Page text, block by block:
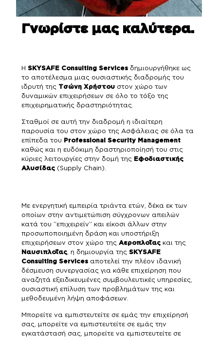
Γνωρίστε μας καλύτερα.
ΗSKYSAFE Consulting Services δημιουργήθηκε ως
το αποτέλεσμα μιας ουσιαστικής διαδρομής του
ιδρυτή της Τσώνη Χρήστου στον χώρο των
δυναμικών επιχειρήσεων σε όλο το τόξο της
επιχειρηματικής δραστηριότητας.
Σταθμοί σε αυτή την διαδρομή η ιδιαίτερη
παρουσία του στον χώρο της Ασφάλειας σε όλα τα
επίπεδα του
Professional Security Management
καθώς και η ευδόκιμη δραστηριοποίησή του στις
κύριες λειτουργίες στην δομή της
Εφοδιαστικής
Αλυσίδας (Supply Chain).
Με ενεργητική εμπειρία τριάντα ετών, δέκα εκ των
οποίων στην αντιμετώπιση σύγχρονων απειλών
κατά του ‘’επιχειρείν’’ και είκοσι άλλων στην
προσωποποιημένη δράση και υποστήριξη
επιχειρήσεων στον χώρο τηςΑεροπλοΐαςκαι της
Ναυσιπλοΐας, η δημιουργία τηςSKYSAFE
Consulting Services αποτελεί την πλέον ιδανική
δέσμευση συνεργασίας για κάθε επιχείρηση που
αναζητά εξειδικευμένες συμβουλευτικές υπηρεσίες,
ουσιαστική επίλυση των προβλημάτων της και
μεθοδευμένη λήψη αποφάσεων.
Μπορείτε να εμπιστευτείτε σε εμάς την επιχείρησή
σας, μπορείτε να εμπιστευτείτε σε εμάς την
εγκατάστασή σας, μπορείτε να εμπιστευτείτε σε